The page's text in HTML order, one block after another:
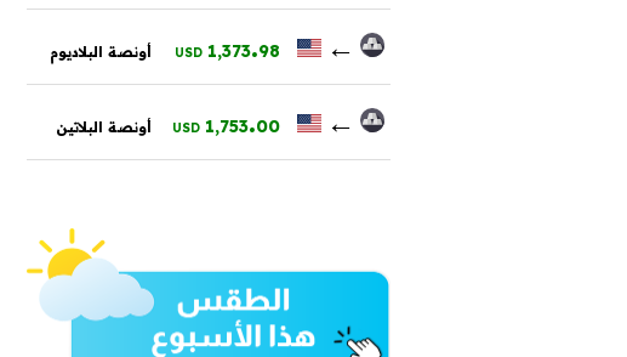
←
1,373.98
USD أونصة البلاديوم
←
1,753.00
USD أونصة البلاتين